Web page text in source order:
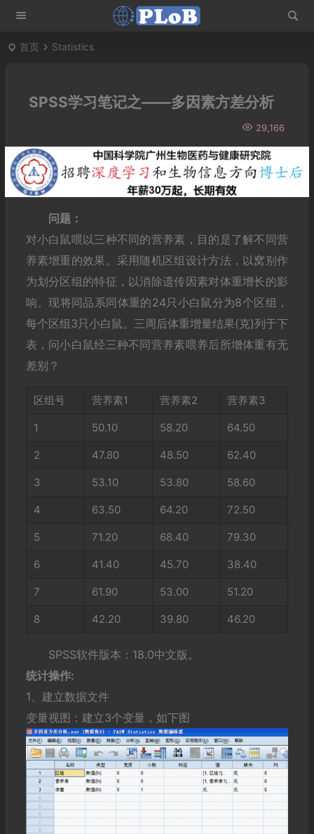
首页 Statistics
SPSS学习笔记之——多因素方差分析
29,166
问题：
对小白鼠喂以三种不同的营养素，目的是了解不同营
养素增重的效果。采用随机区组设计方法，以窝别作
为划分区组的特征，以消除遗传因素对体重增长的影
响。现将同品系同体重的24只小白鼠分为8个区组，
每个区组3只小白鼠。三周后体重增量结果(克)列于下
表，问小白鼠经三种不同营养素喂养后所增体重有无
差别？
区组号 营养素1 营养素2 营养素3
1 50.10 58.20 64.50
2 47.80 48.50 62.40
3 53.10 53.80 58.60
4 63.50 64.20 72.50
5 71.20 68.40 79.30
6 41.40 45.70 38.40
7 61.90 53.00 51.20
8 42.20 39.80 46.20
SPSS软件版本：18.0中文版。
统计操作:
1、建立数据文件
变量视图：建立3个变量，如下图